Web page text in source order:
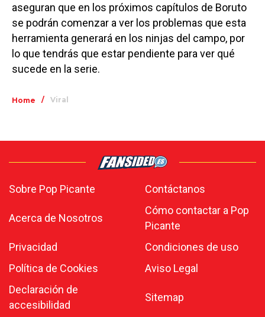
aseguran que en los próximos capítulos de Boruto
se podrán comenzar a ver los problemas que esta
herramienta generará en los ninjas del campo, por
lo que tendrás que estar pendiente para ver qué
sucede en la serie.
Home / Viral
Sobre Pop Picante Contáctanos
Acerca de Nosotros
Cómo contactar a Pop
Picante
Privacidad
Condiciones de uso
Política de Cookies
Aviso Legal
Declaración de
accesibilidad
Sitemap